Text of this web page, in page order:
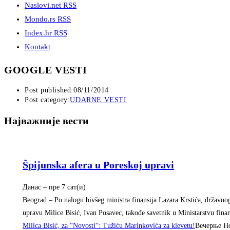
Naslovi.net RSS
Mondo.rs RSS
Index.hr RSS
Kontakt
GOOGLE VESTI
Post published:08/11/2014
Post category:UDARNE VESTI
Најважније вести
Špijunska afera u Poreskoj upravi
Данас – ‎пре 7 сат(и)‎
Beograd – Po nalogu bivšeg ministra finansija Lazara Krstića,
upravu Milice Bisić, Ivan Posavec, takođe savetnik u Ministarstvu
Milica Bisić, za “Novosti“: Tužiću Marinkovića za klevetu!Вечерње